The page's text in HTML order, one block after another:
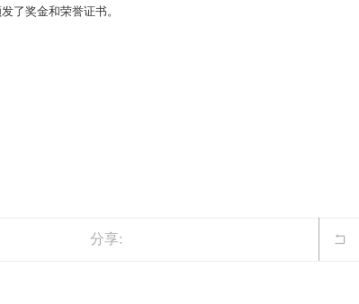
了奖金和荣誉证书。
分享: